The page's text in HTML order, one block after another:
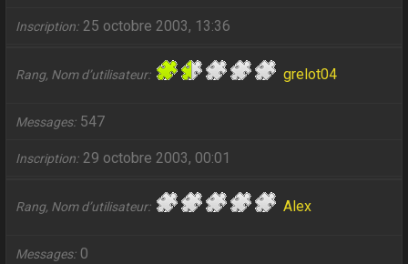
Inscription 25 octobre 2003, 13:36
Rang, Nom d’utilisateur grelot04
Messages 547
Inscription 29 octobre 2003, 00:01
Rang, Nom d’utilisateur Alex
Messages 0